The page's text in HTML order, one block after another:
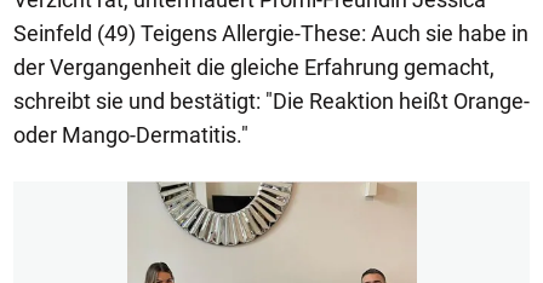
Seinfeld (49) Teigens Allergie-These: Auch sie habe in
der Vergangenheit die gleiche Erfahrung gemacht,
schreibt sie und bestätigt: "Die Reaktion heißt Orange-
oder Mango-Dermatitis."
1/50